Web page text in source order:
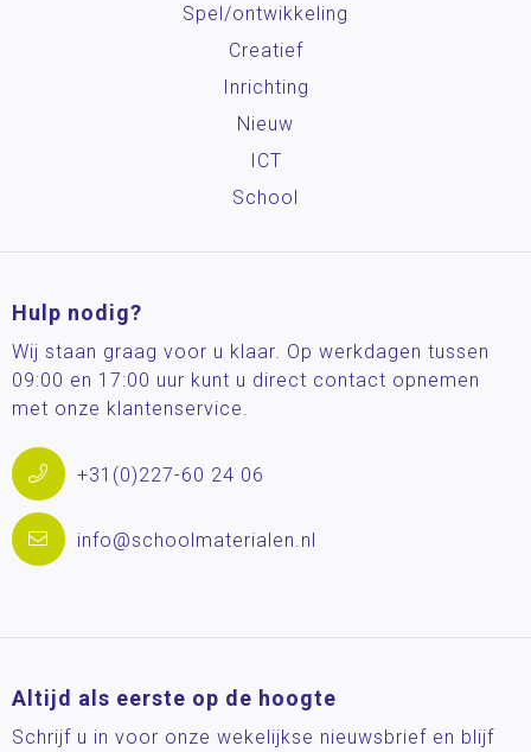
Spel/ontwikkeling
Creatief
Inrichting
Nieuw
ICT
School
Hulp nodig?
Wij staan graag voor u klaar. Op werkdagen tussen
09:00 en 17:00 uur kunt u direct contact opnemen
met onze klantenservice.
+31(0)227-60 24 06
info@schoolmaterialen.nl
Altijd als eerste op de hoogte
Schrijf u in voor onze wekelijkse nieuwsbrief en blijf